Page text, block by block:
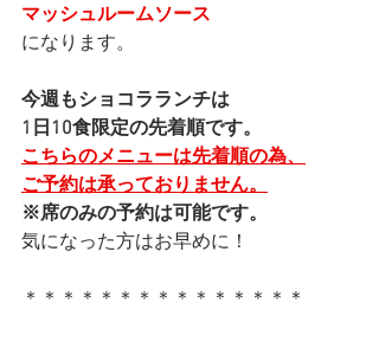
マッシュルームソース
になります。
今週もショコラランチは
1日10食限定の先着順です。
こちらのメニューは先着順の為、
ご予約は承っておりません。
※席のみの予約は可能です。
気になった方はお早めに！
＊＊＊＊＊＊＊＊＊＊＊＊＊＊＊